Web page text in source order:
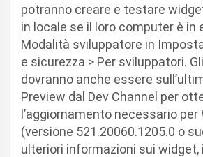
potranno creare e testare
in locale se il loro computer è in
Modalità sviluppatore in
e sicurezza > Per sviluppatori.
dovranno anche essere
Preview dal Dev Channel per
l’aggiornamento necessario per
(versione 521.20060.1205.0 o
ulteriori informazioni sui widget,